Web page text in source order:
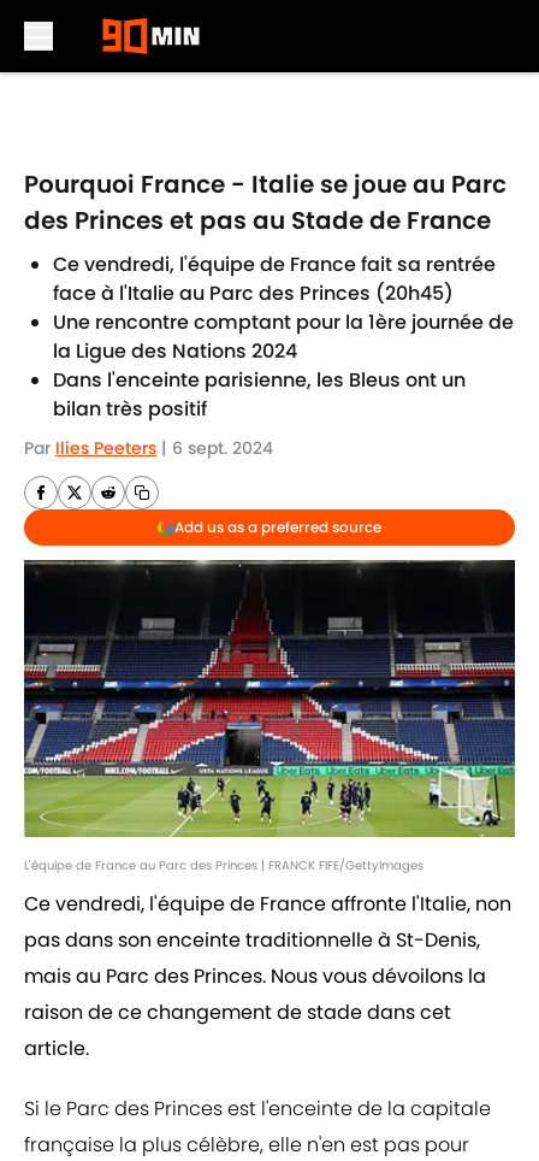
Pourquoi France - Italie se joue au Parc
des Princes et pas au Stade de France
Ce vendredi, l'équipe de France fait sa rentrée
face à l'Italie au Parc des Princes (20h45)
Une rencontre comptant pour la 1ère journée de
la Ligue des Nations 2024
Dans l'enceinte parisienne, les Bleus ont un
bilan très positif
Par Ilies Peeters | 6 sept. 2024
Add us as a preferred source
L'équipe de France au Parc des Princes | FRANCK FIFE/GettyImages
Ce vendredi, l'équipe de France affronte l'Italie, non
pas dans son enceinte traditionnelle à St-Denis,
mais au Parc des Princes. Nous vous dévoilons la
raison de ce changement de stade dans cet
article.
Si le Parc des Princes est l'enceinte de la capitale
française la plus célèbre, elle n'en est pas pour